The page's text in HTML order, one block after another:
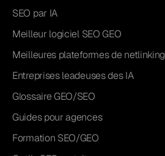
SEO par IA
Meilleur logiciel SEO GEO
Meilleures plateformes de netlinking
Entreprises leadeuses des IA
Glossaire GEO/SEO
Guides pour agences
Formation SEO/GEO